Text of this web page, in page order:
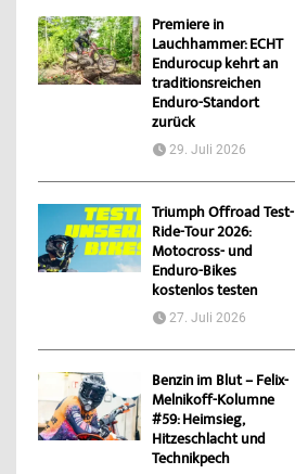
Premiere in
Lauchhammer: ECHT
Endurocup kehrt an
traditionsreichen
Enduro-Standort
zurück
29. Juli 2026
Triumph Offroad Test-
Ride-Tour 2026:
Motocross- und
Enduro-Bikes
kostenlos testen
27. Juli 2026
Benzin im Blut – Felix-
Melnikoff-Kolumne
#59: Heimsieg,
Hitzeschlacht und
Technikpech